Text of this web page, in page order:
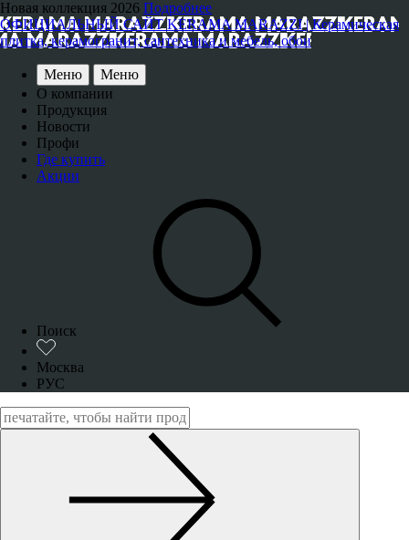
Новая коллекция 2026 Подробнее
ОФИЦИАЛЬНЫЙ САЙТ KERAMA MARAZZI | Керамическая
плитка, керамогранит, сантехника и мебель, обои
Меню
Меню
О компании
Продукция
Новости
Профи
Где купить
Акции
Поиск
Москва
РУС